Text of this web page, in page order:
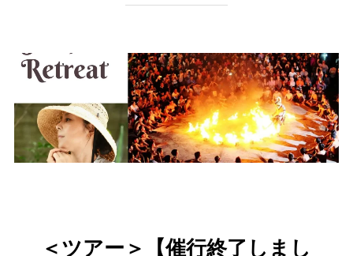
＜ツアー＞【催行終了しまし